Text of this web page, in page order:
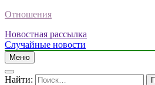
Отношения
Новостная рассылка
Случайные новости
Меню
Найти: